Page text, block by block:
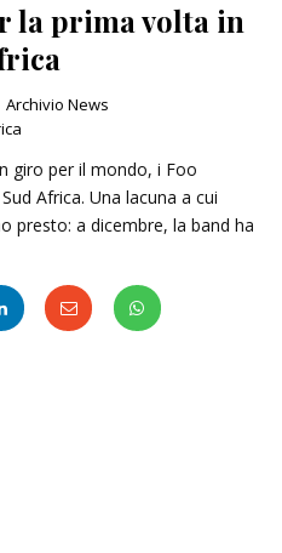
la prima volta in
Categories
Archivio News
giro per il mondo, i Foo
Africa. Una lacuna a cui
presto: a dicembre, la band ha